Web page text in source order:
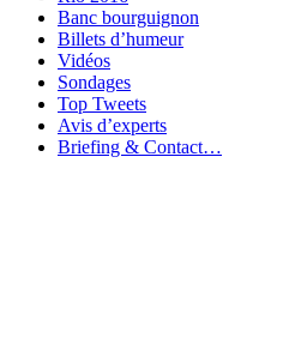
Banc bourguignon
Billets d’humeur
Vidéos
Sondages
Top Tweets
Avis d’experts
Briefing & Contact…